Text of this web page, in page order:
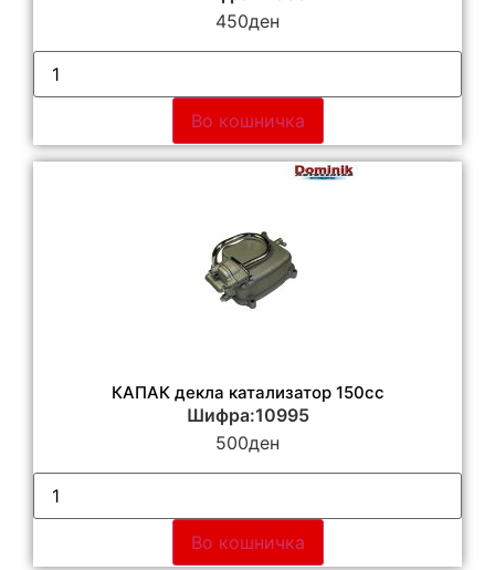
450ден
Во кошничка
КАПАК декла катализатор 150cc
Шифра:10995
500ден
Во кошничка